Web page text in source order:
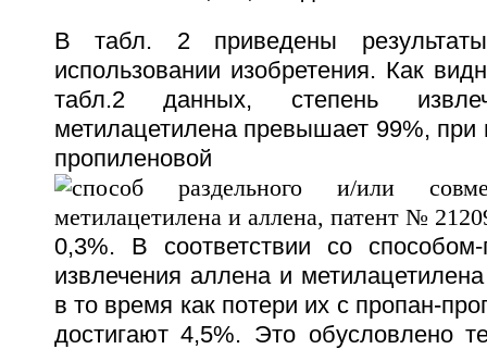
В табл. 2 приведены
использовании изобретения. Как
табл.2 данных, степень
метилацетилена превышает 99%, при
пропиленовой
0,3%. В соответствии со способом-
извлечения аллена и
в то время как потери их с пропан-
достигают 4,5%. Это обусловлено